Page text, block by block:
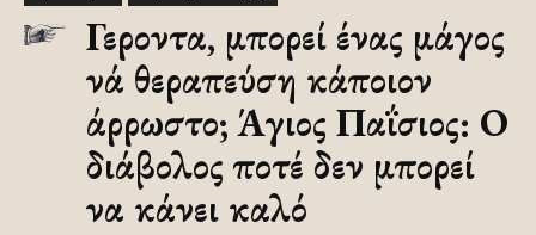
Γεροντα, μπορεί ένας μάγος
νά θεραπεύση κάποιον
άρρωστο; Άγιος Παΐσιος: Ο
διάβολος ποτέ δεν μπορεί
να κάνει καλό